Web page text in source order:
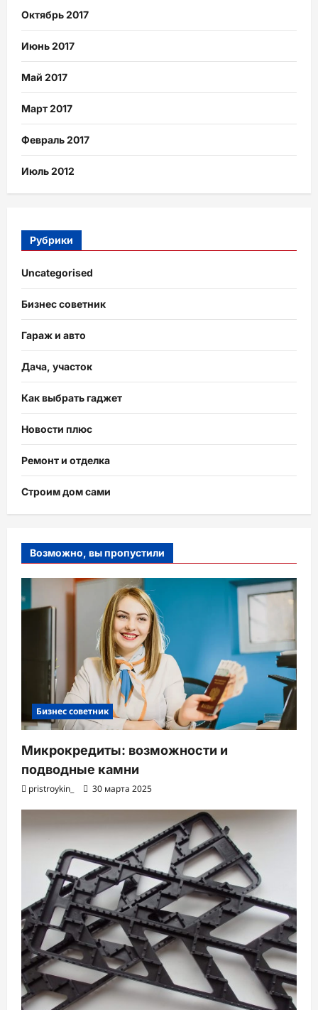
Октябрь 2017
Июнь 2017
Май 2017
Март 2017
Февраль 2017
Июль 2012
Рубрики
Uncategorised
Бизнес советник
Гараж и авто
Дача, участок
Как выбрать гаджет
Новости плюс
Ремонт и отделка
Строим дом сами
Возможно, вы пропустили
Бизнес советник
Микрокредиты: возможности и
подводные камни
pristroykin_ 30 марта 2025